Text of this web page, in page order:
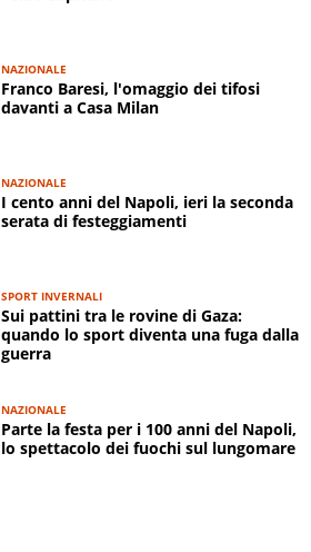
NAZIONALE
Franco Baresi, l'omaggio dei tifosi
davanti a Casa Milan
NAZIONALE
I cento anni del Napoli, ieri la seconda
serata di festeggiamenti
SPORT INVERNALI
Sui pattini tra le rovine di Gaza:
quando lo sport diventa una fuga dalla
guerra
NAZIONALE
Parte la festa per i 100 anni del Napoli,
lo spettacolo dei fuochi sul lungomare